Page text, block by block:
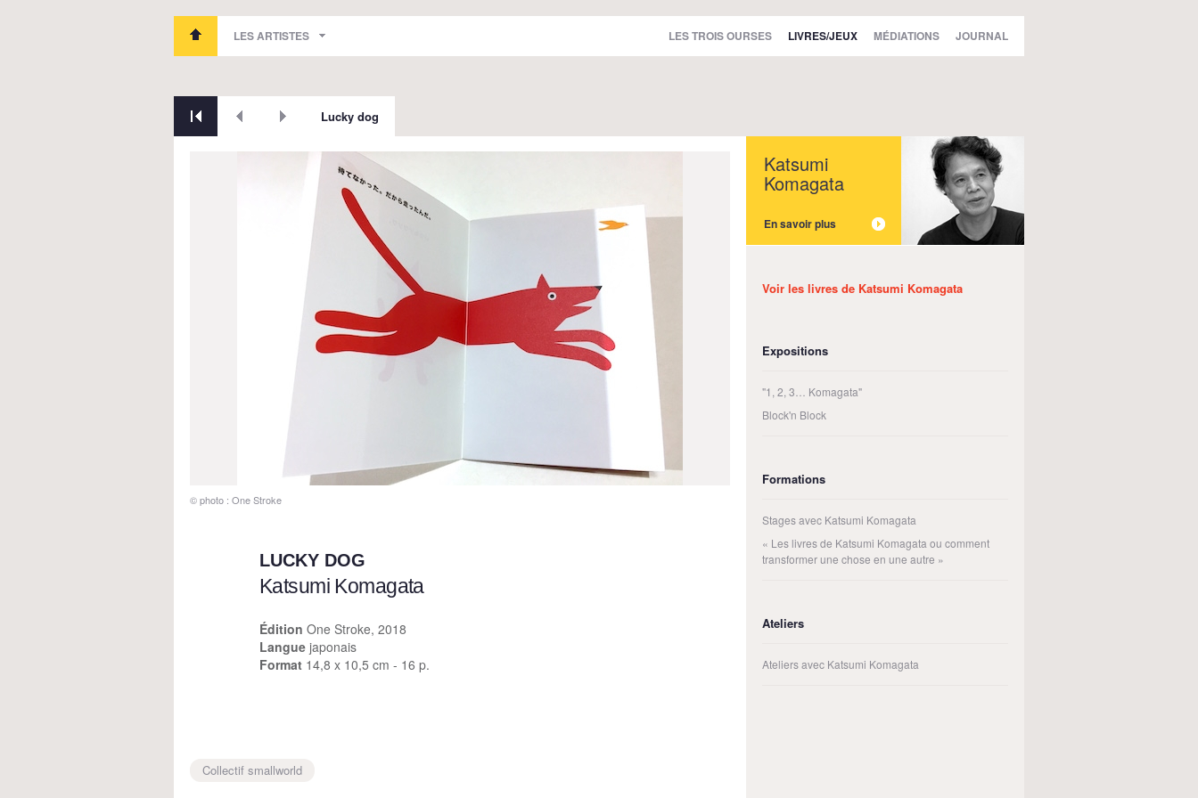
LES ARTISTES LES TROIS OURSES LIVRES/JEUX MÉDIATIONS JOURNAL
Lucky dog
© photo : One Stroke
LUCKY DOG
Katsumi Komagata
Édition One Stroke, 2018
Langue japonais
Format 14,8 x 10,5 cm - 16 p.
Collectif smallworld
Katsumi
Komagata
En savoir plus
Voir les livres de Katsumi Komagata
Expositions
"1, 2, 3… Komagata"
Block'n Block
Formations
Stages avec Katsumi Komagata
« Les livres de Katsumi Komagata ou comment
transformer une chose en une autre »
Ateliers
Ateliers avec Katsumi Komagata